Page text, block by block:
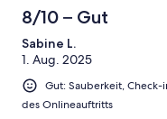
8/10 – Gut
Sabine L.
1. Aug. 2025
Gut: Sauberkeit,
des Onlineauftritts